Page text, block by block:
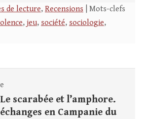
de lecture, Recensions | Mots-clefs
, jeu, société, sociologie,
scarabée et l’amphore.
en Campanie du